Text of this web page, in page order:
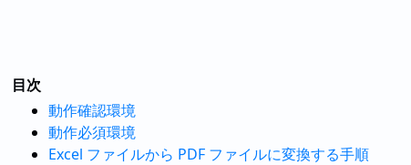
目次
動作確認環境
動作必須環境
Excel ファイルから PDF ファイルに変換する手順